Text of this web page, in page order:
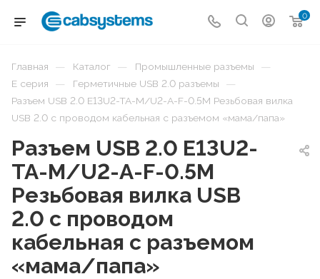
0
Главная — Каталог — Промышленные разъемы —
E серия — Герметичные USB 2.0 разъемы —
Разъем USB 2.0 E13U2-TA-M/U2-A-F-0.5M Резьбовая вилка
USB 2.0 с проводом кабельная с разъемом «мама/папа»
Разъем USB 2.0 E13U2-
TA-M/U2-A-F-0.5M
Резьбовая вилка USB
2.0 с проводом
кабельная с разъемом
«мама/папа»